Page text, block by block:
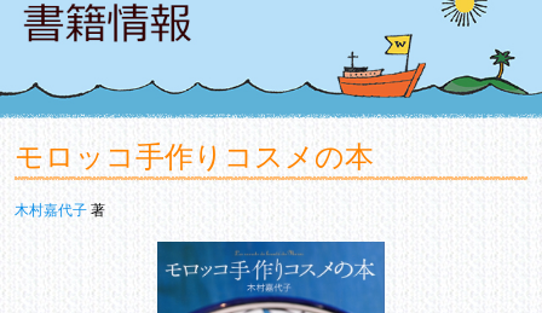
モロッコ手作りコスメの本
木村嘉代子 著